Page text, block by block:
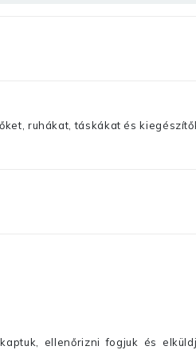
ruhákat, táskákat és
ellenőrizni fogjuk és